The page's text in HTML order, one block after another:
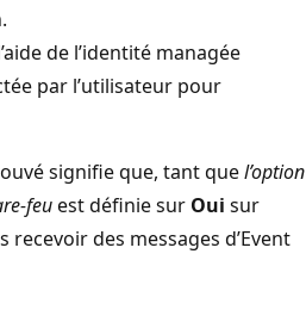
de l’identité managée
par l’utilisateur pour
signifie que, tant quel’option
feuest définie sur Oui sur
des messages d’Event